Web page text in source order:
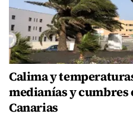
Calima y
medianías y cumbres
Canarias